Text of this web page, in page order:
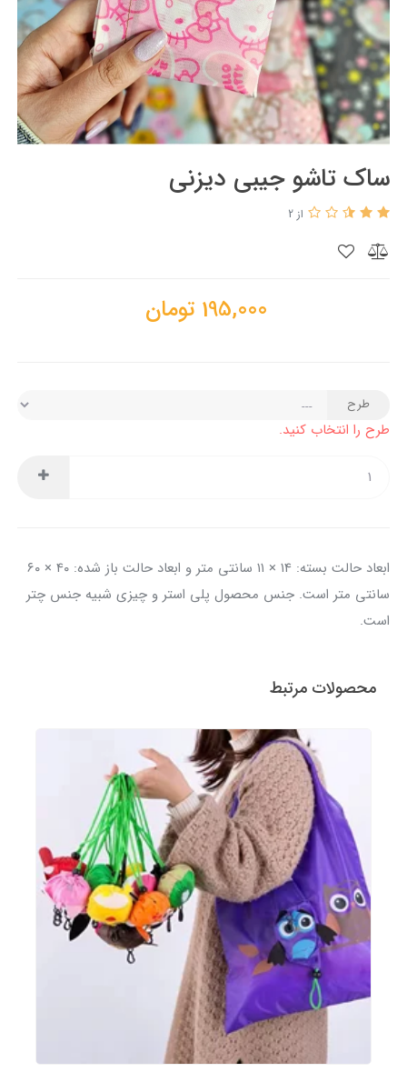
ساک تاشو جیبی دیزنی
از 2
195,000 تومان
طرح
طرح را انتخاب کنید.
ابعاد حالت بسته: ۱۴ × ۱۱ سانتی متر و ابعاد حالت باز شده: ۴۰ × ۶۰
سانتی متر است. جنس محصول پلی استر و چیزی شبیه جنس چتر
است.
محصولات مرتبط